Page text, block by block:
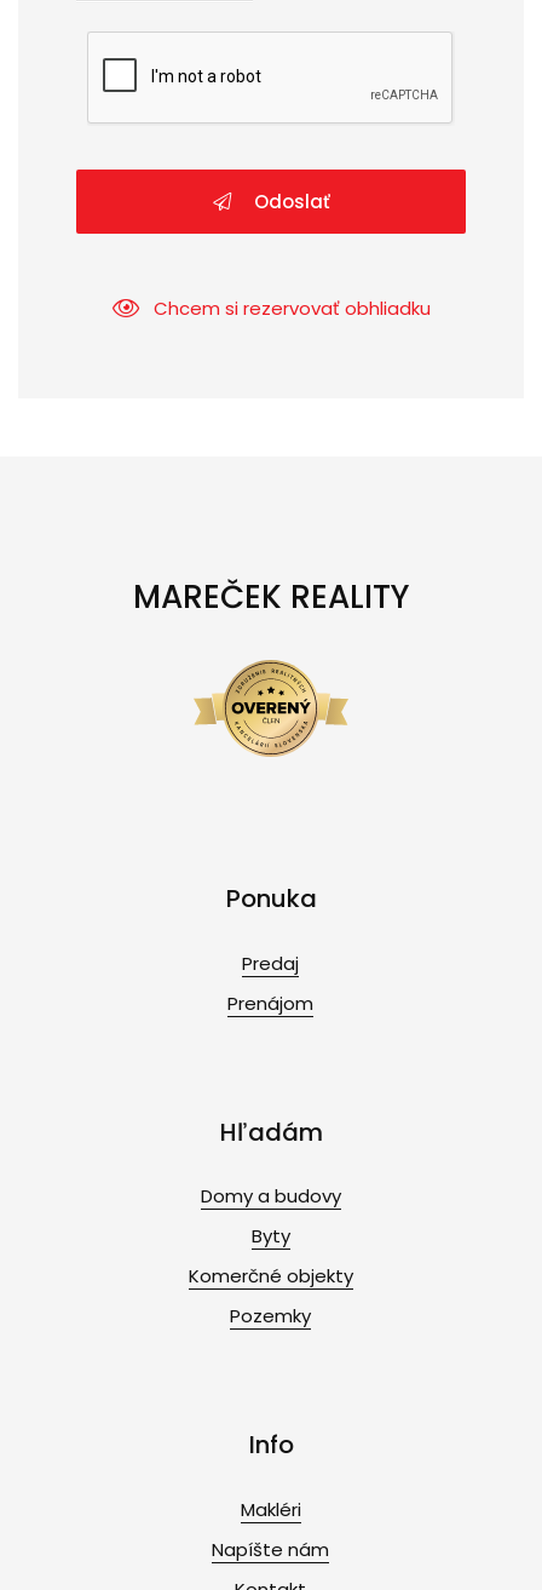
Odoslať
Chcem si rezervovať obhliadku
MAREČEK REALITY
Ponuka
Predaj
Prenájom
Hľadám
Domy a budovy
Byty
Komerčné objekty
Pozemky
Info
Makléri
Napíšte nám